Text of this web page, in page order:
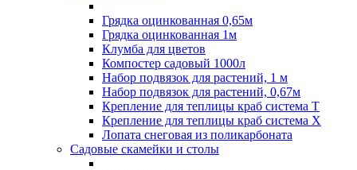
Грядка оцинкованная 0,65м
Грядка оцинкованная 1м
Клумба для цветов
Компостер садовый 1000л
Набор подвязок для растений, 1 м
Набор подвязок для растений, 0,67м
Крепление для теплицы краб система Т
Крепление для теплицы краб система Х
Лопата снеговая из поликарбоната
Садовые скамейки и столы